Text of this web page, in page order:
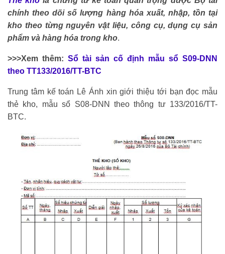
chính theo dõi số lượng hàng hóa xuất, nhập, tồn tại
kho theo từng nguyên vật liệu, công cụ, dụng cụ sản
phẩm và hàng hóa trong kho.
>>>Xem thêm: Sổ tài sản cố định mẫu sổ S09-DNN
theo TT133/2016/TT-BTC
Trung tâm kế toán Lê Ánh xin giới thiệu tới bạn đọc mẫu
thẻ kho, mẫu sổ S08-DNN theo thông tư 133/2016/TT-
BTC.